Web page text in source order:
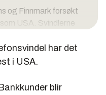
og Finnmark forsøkt
USA. Svindlerne
i stedet for
Senere fikk man
har det
i USA.
blir